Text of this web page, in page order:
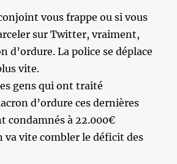
vous frappe ou si vous
sur Twitter, vraiment,
d’ordure. La police se déplace
vite.
gens qui ont traité
d’ordure ces dernières
condamnés à 22.000€
va vite combler le déficit des